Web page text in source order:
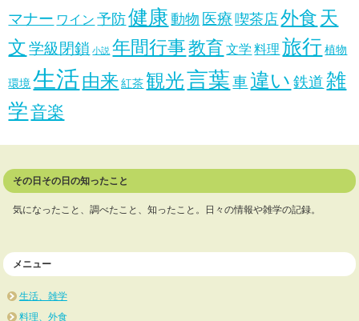
マナー ワイン 予防健康 動物 医療 喫茶店外食 天
文 学級閉鎖 小説 年間行事教育 文学 料理 旅行 植物
環境 生活由来 紅茶 観光言葉 車違い 鉄道 雑
学音楽
その日その日の知ったこと
気になったこと、調べたこと、知ったこと。日々の情報や雑学の記録。
メニュー
生活、雑学
料理、外食